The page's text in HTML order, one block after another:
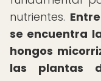
nutrientes.
se encuentra
hongos
las plantas